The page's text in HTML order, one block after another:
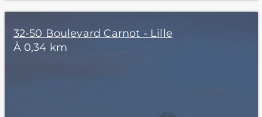
32-50 Boulevard Carnot - Lille
À 0,34 km